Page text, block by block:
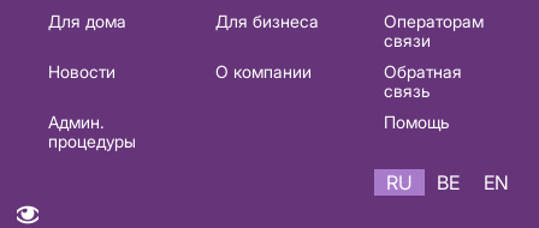
Основная
навигация
Для дома Для бизнеса
Операторам
связи
Новости
О компании
Обратная
связь
Админ.
процедуры
Помощь
RU BE EN